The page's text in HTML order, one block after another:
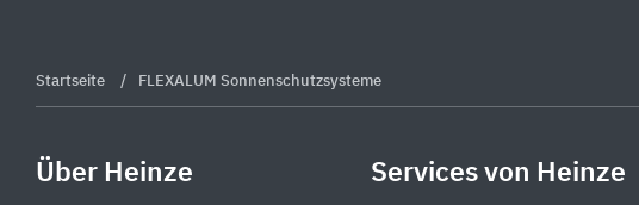
Startseite FLEXALUM Sonnenschutzsysteme
Über Heinze Services von Heinze